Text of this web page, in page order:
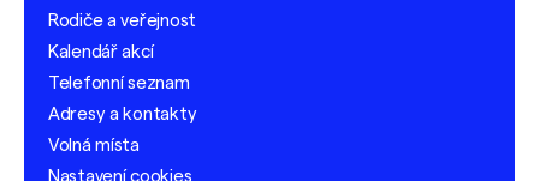
Rodiče a veřejnost
Kalendář akcí
Telefonní seznam
Adresy a kontakty
Volná místa
Nastavení cookies